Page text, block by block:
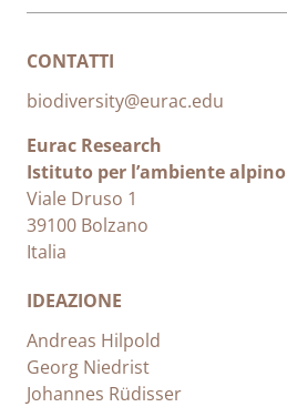
CONTATTI
biodiversity@eurac.edu
Eurac Research
Istituto per l’ambiente alpino
Viale Druso 1
39100 Bolzano
Italia
IDEAZIONE
Andreas Hilpold
Georg Niedrist
Johannes Rüdisser